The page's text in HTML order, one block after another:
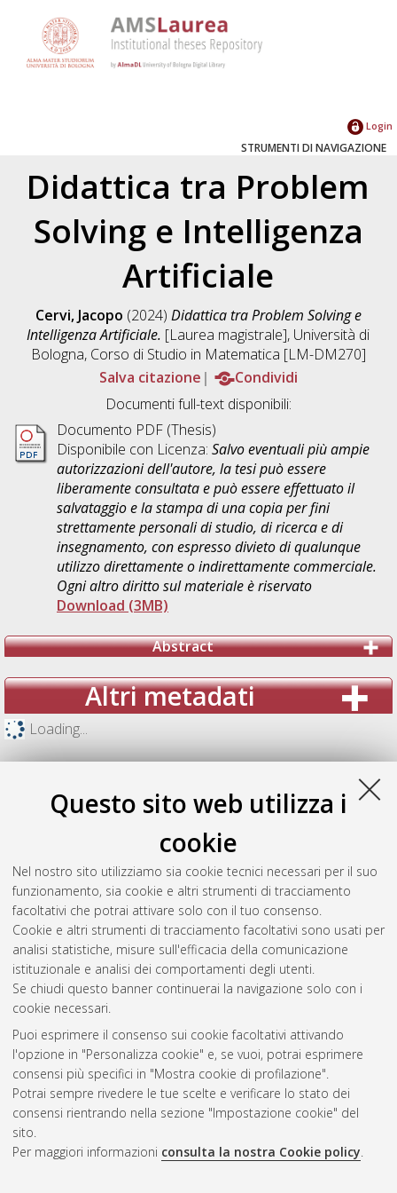
Questo sito web utilizza i
cookie
Nel nostro sito utilizziamo sia cookie tecnici necessari per il suo
funzionamento, sia cookie e altri strumenti di tracciamento
facoltativi che potrai attivare solo con il tuo consenso.
Cookie e altri strumenti di tracciamento facoltativi sono usati per
analisi statistiche, misure sull'efficacia della comunicazione
istituzionale e analisi dei comportamenti degli utenti.
Se chiudi questo banner continuerai la navigazione solo con i
cookie necessari.
Puoi esprimere il consenso sui cookie facoltativi attivando
l'opzione in "Personalizza cookie" e, se vuoi, potrai esprimere
consensi più specifici in "Mostra cookie di profilazione".
Potrai sempre rivedere le tue scelte e verificare lo stato dei
consensi rientrando nella sezione "Impostazione cookie" del
sito.
Per maggiori informazioni consulta la nostra Cookie policy.
Login
STRUMENTI DI NAVIGAZIONE
Didattica tra Problem
Solving e Intelligenza
Artificiale
Cervi, Jacopo (2024) Didattica tra Problem Solving e
Intelligenza Artificiale. [Laurea magistrale], Università di
Bologna, Corso di Studio in Matematica [LM-DM270]
Salva citazione
Condividi
Documenti full-text disponibili:
Documento PDF (Thesis)
Disponibile con Licenza: Salvo eventuali più ampie
autorizzazioni dell'autore, la tesi può essere
liberamente consultata e può essere effettuato il
salvataggio e la stampa di una copia per fini
strettamente personali di studio, di ricerca e di
insegnamento, con espresso divieto di qualunque
utilizzo direttamente o indirettamente commerciale.
Ogni altro diritto sul materiale è riservato
Download (3MB)
Abstract
Altri metadati
Loading...
Gestione del documento:
Atom
Rss 1.0
Rss 2.0
AMS Laurea